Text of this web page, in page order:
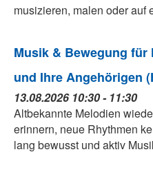
musizieren, malen oder auf
Musik & Bewegung für
und Ihre Angehörigen
13.08.2026 10:30 - 11:30
Altbekannte Melodien
erinnern, neue Rhythmen
lang bewusst und aktiv